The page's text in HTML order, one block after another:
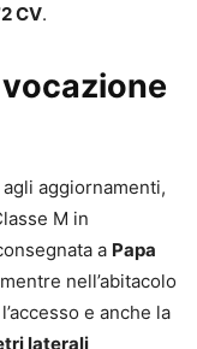
CV.
agli aggiornamenti,
M in
a Papa
nell’abitacolo
e anche la
laterali